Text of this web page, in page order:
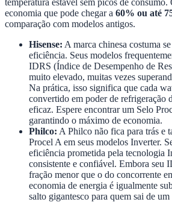
economia que pode chegar a 60% ou até
comparação com modelos antigos.
Hisense: A marca chinesa costuma
eficiência. Seus modelos
IDRS (Índice de Desempenho de
muito elevado, muitas vezes
Na prática, isso significa que cada
convertido em poder de refrigeração
eficaz. Espere encontrar um Selo
garantindo o máximo de economia.
Philco: A Philco não fica para trás e
Procel A em seus modelos Inverter.
eficiência prometida pela tecnologia
consistente e confiável. Embora seu
fração menor que o do concorrente
economia de energia é igualmente
salto gigantesco para quem sai de